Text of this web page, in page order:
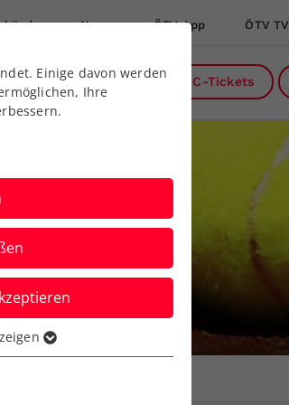
News ÖTV App ÖTV TV
uns DC-Tickets
Einige davon werden
Ihre
Funktionen der
dass die Webseite